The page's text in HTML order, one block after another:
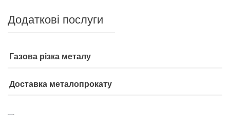
Додаткові послуги
Газова різка металу
Доставка металопрокату